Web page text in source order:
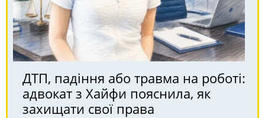
ДТП, падіння або травма на роботі:
адвокат з Хайфи пояснила, як
захищати свої права